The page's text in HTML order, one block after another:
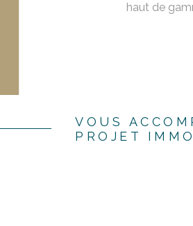
haut de
VOUS
PROJET